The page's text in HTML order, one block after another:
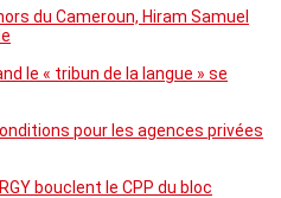
du Cameroun, Hiram Samuel
le « tribun de la langue » se
pour les agences privées
bouclent le CPP du bloc